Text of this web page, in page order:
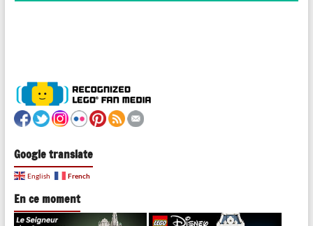
Google translate
English French
En ce moment